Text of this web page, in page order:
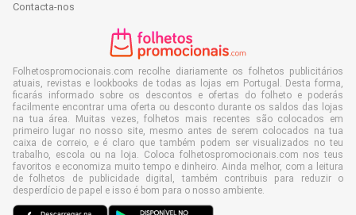
Contacta-nos
Folhetospromocionais.com recolhe diariamente os folhetos publicitários
atuais, revistas e lookbooks de todas as lojas em Portugal. Desta forma,
ficarás informado sobre os descontos e ofertas do folheto e poderás
facilmente encontrar uma oferta ou desconto durante os saldos das lojas
na tua área. Muitas vezes, folhetos mais recentes são colocados em
primeiro lugar no nosso site, mesmo antes de serem colocados na tua
caixa de correio, e é claro que também podem ser visualizados no teu
trabalho, escola ou na loja. Coloca folhetospromocionais.com nos teus
favoritos e economiza muito tempo e dinheiro. Ainda melhor, com a leitura
de folhetos de publicidade digital, também contribuis para reduzir o
desperdício de papel e isso é bom para o nosso ambiente.